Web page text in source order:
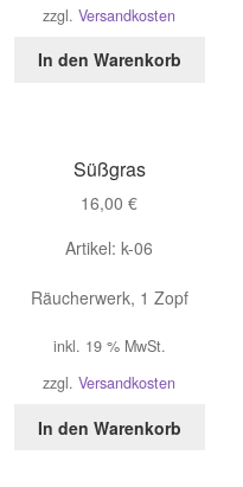
zzgl.Versandkosten
In den Warenkorb
Süßgras
16,00€
Artikel: k-06
Räucherwerk, 1 Zopf
inkl. 19 % MwSt.
zzgl.Versandkosten
In den Warenkorb